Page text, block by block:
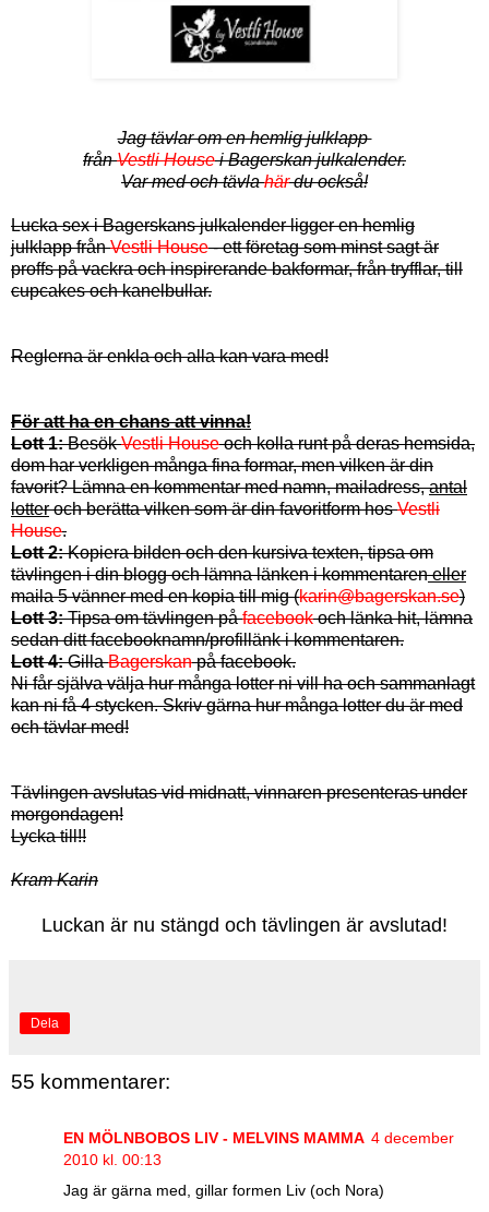
Jag tävlar om en hemlig julklapp
frånVestli Housei Bagerskan julkalender.
Var med och tävlahärdu också!
Lucka sex i Bagerskans julkalender ligger en hemlig
julklapp frånVestli House- ett företag som minst sagt är
proffs på vackra och inspirerande bakformar, från tryfflar, till
cupcakes och kanelbullar.
Reglerna är enkla och alla kan vara med!
För att ha en chans att vinna!
Lott 1:BesökVestli Houseoch kolla runt på deras hemsida,
dom har verkligen många fina formar, men vilken är din
favorit? Lämna en kommentar med namn, mailadress,antal
lotteroch berätta vilken som är din favoritform hosVestli
House.
Lott 2:Kopiera bilden och den kursiva texten, tipsa om
tävlingen i din blogg och lämna länken i kommentareneller
maila 5 vänner med en kopia till mig (karin@bagerskan.se)
Lott 3:Tipsa om tävlingen påfacebookoch länka hit, lämna
sedan ditt facebooknamn/profillänk i kommentaren.
Lott 4:GillaBagerskanpå facebook.
Ni får själva välja hur många lotter ni vill ha och sammanlagt
kan ni få 4 stycken. Skriv gärna hur många lotter du är med
och tävlar med!
Tävlingen avslutas vid midnatt, vinnaren presenteras under
morgondagen!
Lycka till!!
Kram Karin
Luckan är nu stängd och tävlingen är avslutad!
Dela
55 kommentarer:
EN MÖLNBOBOS LIV - MELVINS MAMMA 4 december
2010 kl. 00:13
Jag är gärna med, gillar formen Liv (och Nora)